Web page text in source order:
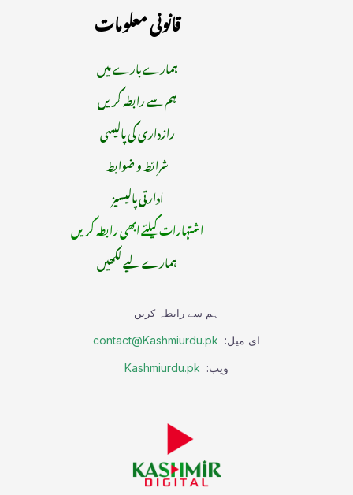
قانونی معلومات
ہمارے بارے میں
ہم سے رابطہ کریں
رازداری کی پالیسی
شرائط و ضوابط
ادارتی پالیسیز
اشتہارات کیلئے ابھی رابطہ کریں
ہمارے لیے لکھیں
ہم سے رابطہ کریں
ای میل: contact@Kashmiurdu.pk
ویب: Kashmiurdu.pk